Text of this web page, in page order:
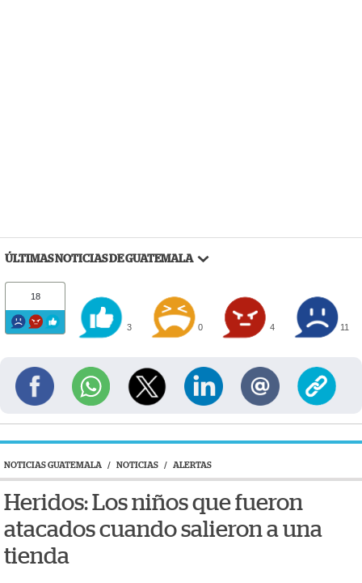
ÚLTIMAS NOTICIAS DE GUATEMALA
18
3 0 4 11
NOTICIAS GUATEMALA / NOTICIAS / ALERTAS
Heridos: Los niños que fueron
atacados cuando salieron a una
tienda